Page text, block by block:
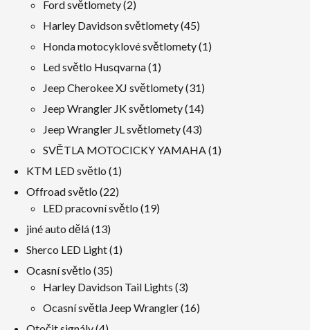
Ford světlomety 22
produkty
Harley Davidson světlomety 4545
produkty
Honda motocyklové světlomety 11
Led světlo Husqvarna 11
produkt
Jeep Cherokee XJ světlomety 3131
produkty
Jeep Wrangler JK světlomety 1414
produkty
Jeep Wrangler JL světlomety 4343
produkty
SVĚTLA MOTOCICKY YAMAHA 11
KTM LED světlo 11
produkt
Offroad světlo 2222
produkty
LED pracovní světlo 1919
jiné auto dělá 1313
produkty
Sherco LED Light 11
Ocasní světlo 3535
produkty
Harley Davidson Tail Lights 33
produkty
Ocasní světla Jeep Wrangler 1616